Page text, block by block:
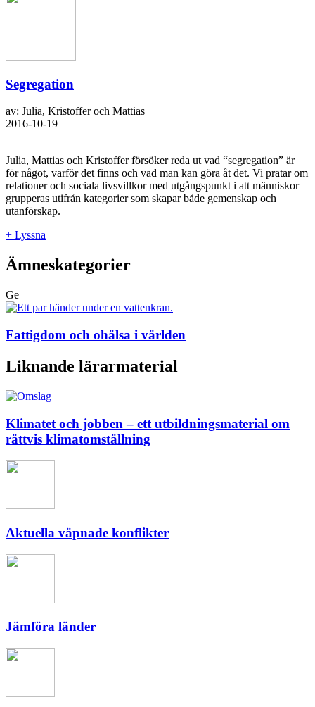
Segregation
av: Julia, Kristoffer och Mattias
2016-10-19
Julia, Mattias och Kristoffer försöker reda ut vad “segregation” är
för något, varför det finns och vad man kan göra åt det. Vi pratar om
relationer och sociala livsvillkor med utgångspunkt i att människor
grupperas utifrån kategorier som skapar både gemenskap och
utanförskap.
+ Lyssna
Ämneskategorier
Ge
Fattigdom och ohälsa i världen
Liknande lärarmaterial
Klimatet och jobben – ett utbildningsmaterial om
rättvis klimatomställning
Aktuella väpnade konflikter
Jämföra länder